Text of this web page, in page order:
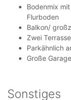
Bodenmix
Flurboden
Balkon/
Zwei
Parkähnlich
Große
Sonstiges